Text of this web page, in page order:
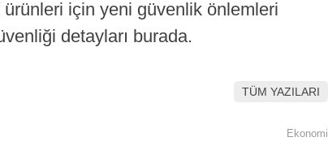
ürünleri için yeni güvenlik önlemleri
detayları burada.
TÜM YAZILARI
Ekonomi